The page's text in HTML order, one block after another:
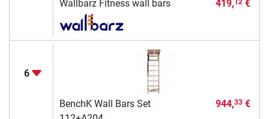
Wallbarz Fitness wall bars 419,12€
6
BenchK Wall Bars Set
944,33€